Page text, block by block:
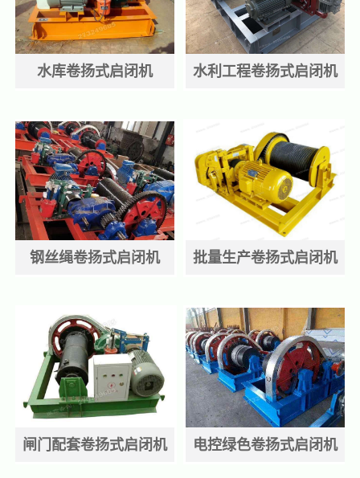
水库卷扬式启闭机 水利工程卷扬式启闭机
钢丝绳卷扬式启闭机 批量生产卷扬式启闭机
闸门配套卷扬式启闭机 电控绿色卷扬式启闭机